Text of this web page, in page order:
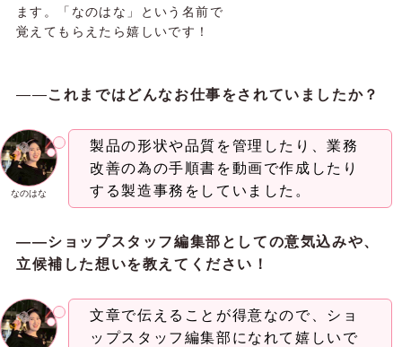
ます。「なのはな」という名前で
覚えてもらえたら嬉しいです！
――これまではどんなお仕事をされていましたか？
なのはな
製品の形状や品質を管理したり、業務
改善の為の手順書を動画で作成したり
する製造事務をしていました。
——ショップスタッフ編集部としての意気込みや、
立候補した想いを教えてください！
文章で伝えることが得意なので、ショ
ップスタッフ編集部になれて嬉しいで